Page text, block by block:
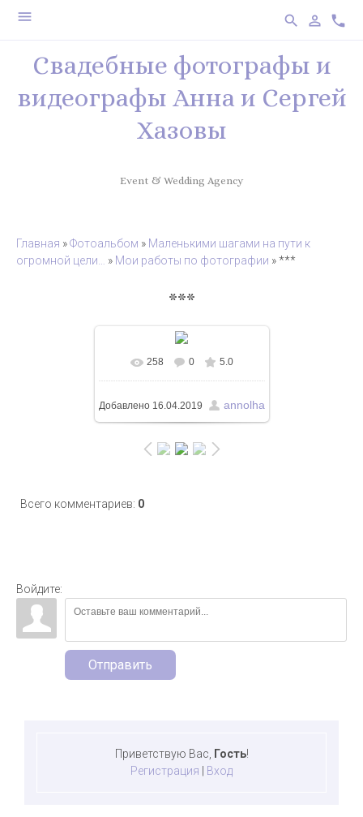
menu search person_outline phone
Свадебные фотографы и
видеографы Анна и Сергей
Хазовы
Event & Wedding Agency
Главная »Фотоальбом » Маленькими шагами на пути к
огромной цели…
» Мои работы по фотографии » ***
***
В реальном размере
664x1080/ 399.7Kb
258 0 5.0
Добавлено16.04.2019 annolha
Всего комментариев: 0
Войдите:
Отправить
Приветствую Вас Гость!
Регистрация
Вход